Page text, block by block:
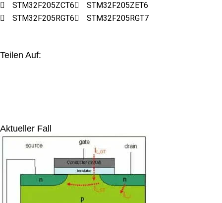
STM32F205ZCT6
STM32F205ZET6
STM32F205RGT6
STM32F205RGT7
Teilen Auf:
Aktueller Fall